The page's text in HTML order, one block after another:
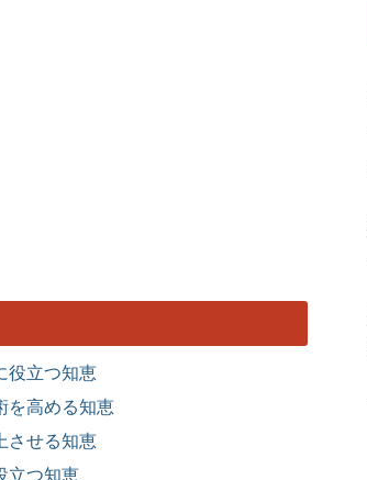
役立つ知恵
を高める知恵
させる知恵
立つ知恵